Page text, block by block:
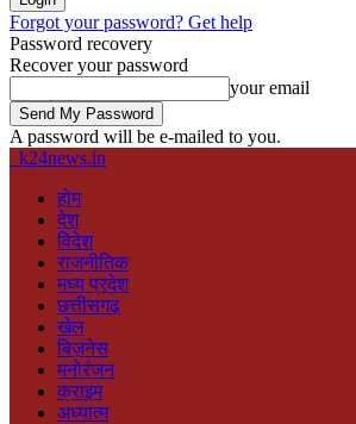
Forgot your password? Get help
Password recovery
Recover your password
your email
A password will be e-mailed to you.
k24news.in
होम
देश
विदेश
राजनीतिक
मध्य प्रदेश
छत्तीसगढ़
खेल
बिज़नेस
मनोरंजन
क्राइम
अध्यात्म